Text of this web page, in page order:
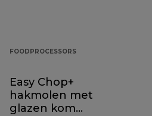
FOODPROCESSORS
Easy Chop+
hakmolen met
glazen kom